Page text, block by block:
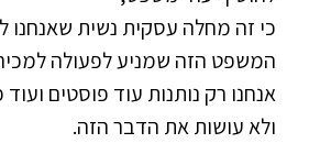
כי זה מחלה עסקית נשית שאנחנו
המשפט הזה שמניע לפעולה
אנחנו רק נותנות עוד פוסטים
ולא עושות את הדבר הזה.